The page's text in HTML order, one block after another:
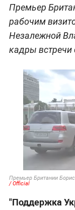
Премьер
рабочим
Незалежной
кадры встречи
Премьер Британии
/ Official
"Поддержка